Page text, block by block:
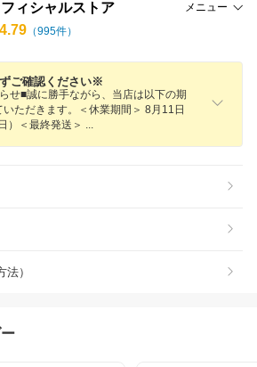
ィシャルストア メニュー
4.79 （995件）
ご確認ください※
せ■誠に勝手ながら、当店は以下の期
ただきます。＜休業期間＞ 8月11日
）＜最終発送＞
）